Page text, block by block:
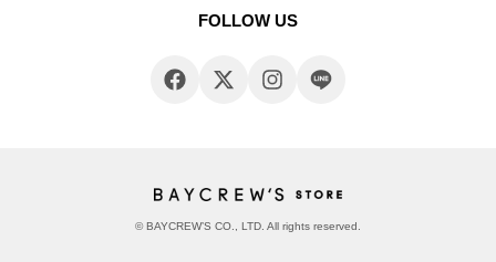
FOLLOW US
© BAYCREW’S CO., LTD. All rights reserved.